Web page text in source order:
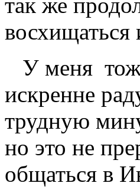
восхищаться
У меня
искренне
трудную
но это не
общаться в